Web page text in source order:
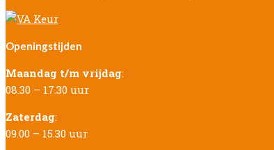
Openingstijden
Maandag t/m vrijdag:
08.30 – 17.30 uur
Zaterdag:
09.00 – 15.30 uur